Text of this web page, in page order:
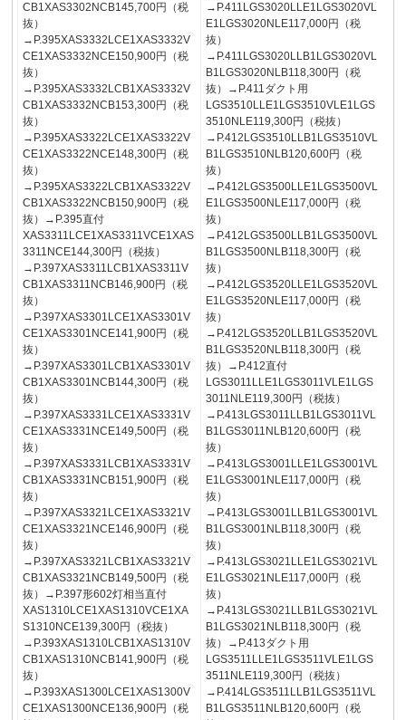
CB1XAS3302NCB145,700円（税
抜）
→P.395XAS3332LCE1XAS3332V
CE1XAS3332NCE150,900円（税
抜）
→P.395XAS3332LCB1XAS3332V
CB1XAS3332NCB153,300円（税
抜）
→P.395XAS3322LCE1XAS3322V
CE1XAS3322NCE148,300円（税
抜）
→P.395XAS3322LCB1XAS3322V
CB1XAS3322NCB150,900円（税
抜）→P.395直付
XAS3311LCE1XAS3311VCE1XAS
3311NCE144,300円（税抜）
→P.397XAS3311LCB1XAS3311V
CB1XAS3311NCB146,900円（税
抜）
→P.397XAS3301LCE1XAS3301V
CE1XAS3301NCE141,900円（税
抜）
→P.397XAS3301LCB1XAS3301V
CB1XAS3301NCB144,300円（税
抜）
→P.397XAS3331LCE1XAS3331V
CE1XAS3331NCE149,500円（税
抜）
→P.397XAS3331LCB1XAS3331V
CB1XAS3331NCB151,900円（税
抜）
→P.397XAS3321LCE1XAS3321V
CE1XAS3321NCE146,900円（税
抜）
→P.397XAS3321LCB1XAS3321V
CB1XAS3321NCB149,500円（税
抜）→P.397形602灯相当直付
XAS1310LCE1XAS1310VCE1XA
S1310NCE139,300円（税抜）
→P.393XAS1310LCB1XAS1310V
CB1XAS1310NCB141,900円（税
抜）
→P.393XAS1300LCE1XAS1300V
CE1XAS1300NCE136,900円（税
→P.411LGS3020LLE1LGS3020VL
E1LGS3020NLE117,000円（税
抜）
→P.411LGS3020LLB1LGS3020VL
B1LGS3020NLB118,300円（税
抜）→P.411ダクト用
LGS3510LLE1LGS3510VLE1LGS
3510NLE119,300円（税抜）
→P.412LGS3510LLB1LGS3510VL
B1LGS3510NLB120,600円（税
抜）
→P.412LGS3500LLE1LGS3500VL
E1LGS3500NLE117,000円（税
抜）
→P.412LGS3500LLB1LGS3500VL
B1LGS3500NLB118,300円（税
抜）
→P.412LGS3520LLE1LGS3520VL
E1LGS3520NLE117,000円（税
抜）
→P.412LGS3520LLB1LGS3520VL
B1LGS3520NLB118,300円（税
抜）→P.412直付
LGS3011LLE1LGS3011VLE1LGS
3011NLE119,300円（税抜）
→P.413LGS3011LLB1LGS3011VL
B1LGS3011NLB120,600円（税
抜）
→P.413LGS3001LLE1LGS3001VL
E1LGS3001NLE117,000円（税
抜）
→P.413LGS3001LLB1LGS3001VL
B1LGS3001NLB118,300円（税
抜）
→P.413LGS3021LLE1LGS3021VL
E1LGS3021NLE117,000円（税
抜）
→P.413LGS3021LLB1LGS3021VL
B1LGS3021NLB118,300円（税
抜）→P.413ダクト用
LGS3511LLE1LGS3511VLE1LGS
3511NLE119,300円（税抜）
→P.414LGS3511LLB1LGS3511VL
B1LGS3511NLB120,600円（税